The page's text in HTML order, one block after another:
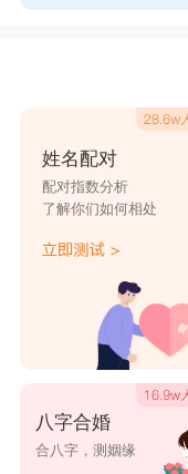
姓名配对
配对指数分析
了解你们如何相处
八字合婚
合八字，测姻缘